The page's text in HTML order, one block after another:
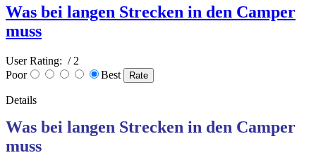
Was bei langen Strecken in den Camper
muss
User Rating: / 2
Poor
Best
Details
Was bei langen Strecken in den Camper
muss